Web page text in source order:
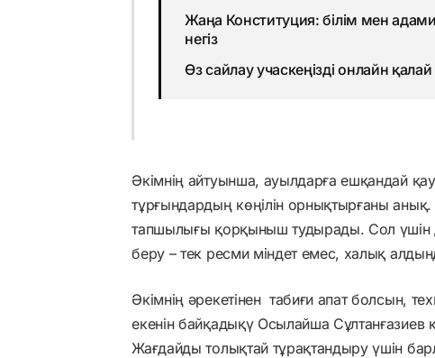
Жаңа Конституция: білім мен
негіз
Өз сайлау учаскеңізді онлайн
Әкімнің айтуынша, ауылдарға ешқандай
тұрғындардың көңілін орнықтырғаны анық.
тапшылығы қорқыныш тудырады. Сол үшін
беру – тек ресми міндет емес, халық
Әкімнің әрекетінен табиғи апат болсын,
екенін байқадықү Осылайша
Жағдайды толықтай тұрақтандыру үшін